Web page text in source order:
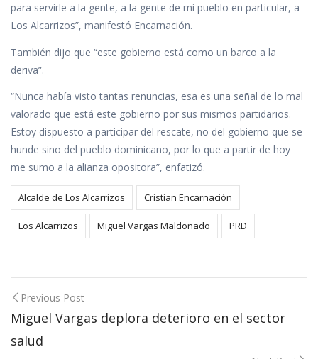
para servirle a la gente, a la gente de mi pueblo en particular, a
Los Alcarrizos”, manifestó Encarnación.
También dijo que “este gobierno está como un barco a la
deriva”.
“Nunca había visto tantas renuncias, esa es una señal de lo mal
valorado que está este gobierno por sus mismos partidarios.
Estoy dispuesto a participar del rescate, no del gobierno que se
hunde sino del pueblo dominicano, por lo que a partir de hoy
me sumo a la alianza opositora”, enfatizó.
Alcalde de Los Alcarrizos Cristian Encarnación
Los Alcarrizos Miguel Vargas Maldonado PRD
Post
navigation
Previous Post
Miguel Vargas deplora deterioro en el sector
salud